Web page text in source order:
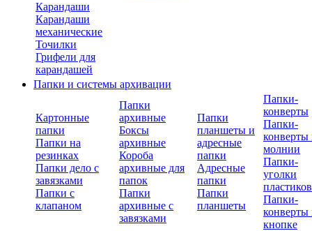
Карандаши
Карандаши
механические
Точилки
Грифели для
карандашей
Папки и системы архивации
Картонные
папки
Папки на
резинках
Папки дело с
завязками
Папки с
клапаном
Папки
архивные
Боксы
архивные
Короба
архивные для
папок
Папки
архивные с
завязками
Папки
планшеты и
адресные
папки
Адресные
папки
Папки
планшеты
Папки-
конверты
Папки-
конверты
молнии
Папки-
уголки
Папки-
конверты
кнопке